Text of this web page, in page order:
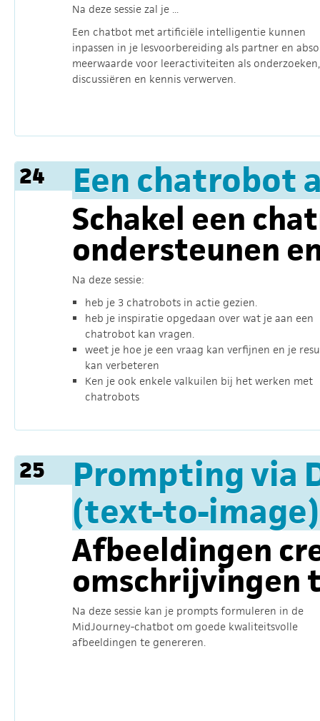
Na deze sessie zal je ...
Een chatbot met artificiële intelligentie kunnen
inpassen in je lesvoorbereiding als partner en
meerwaarde voor leeractiviteiten als onderzoeken,
discussiëren en kennis verwerven.
24 Een chatrobot
Schakel een
ondersteunen
Na deze sessie:
heb je 3 chatrobots in actie gezien.
heb je inspiratie opgedaan over wat je aan een
chatrobot kan vragen.
weet je hoe je een vraag kan verfijnen en je
kan verbeteren
Ken je ook enkele valkuilen bij het werken met
chatrobots
25
Prompting via
(text-to-image)
Afbeeldingen
omschrijvingen
Na deze sessie kan je prompts formuleren in de
MidJourney-chatbot om goede kwaliteitsvolle
afbeeldingen te genereren.